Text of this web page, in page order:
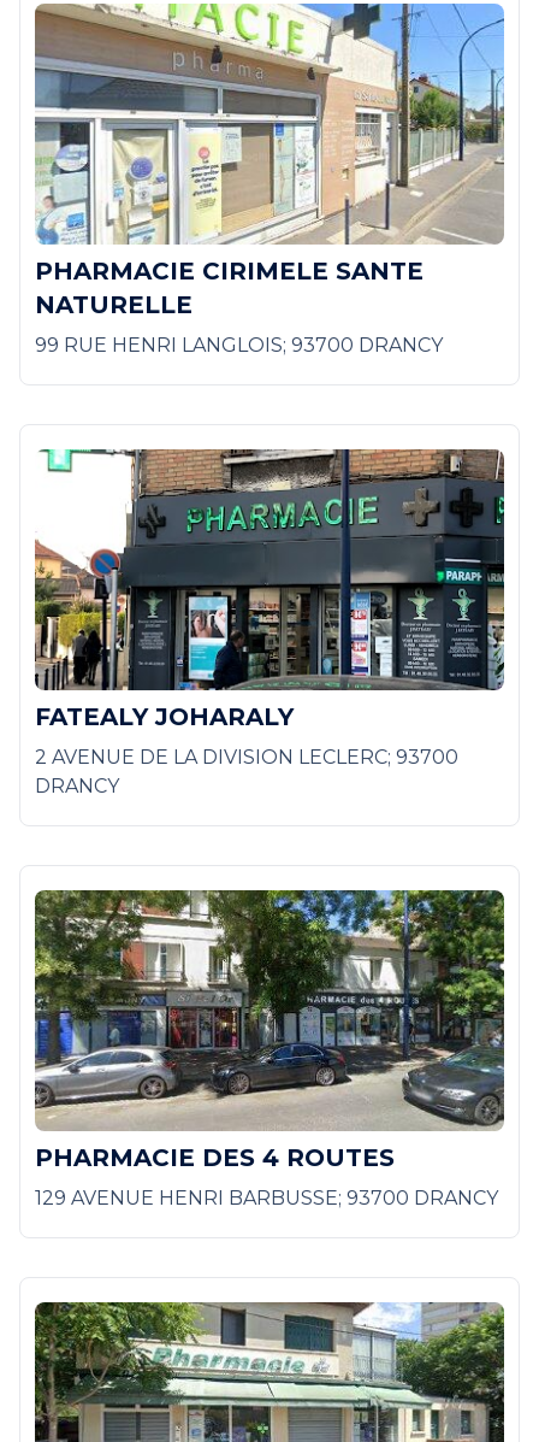
PHARMACIE CIRIMELE SANTE
NATURELLE
99 RUE HENRI LANGLOIS; 93700 DRANCY
FATEALY JOHARALY
2 AVENUE DE LA DIVISION LECLERC; 93700
DRANCY
PHARMACIE DES 4 ROUTES
129 AVENUE HENRI BARBUSSE; 93700 DRANCY